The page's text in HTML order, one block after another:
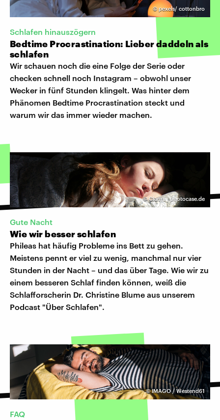
© pexels/ cottonbro
Schlafen hinauszögern
Bedtime Procrastination: Lieber daddeln als
schlafen
Wir schauen noch die eine Folge der Serie oder
checken schnell noch Instagram – obwohl unser
Wecker in fünf Stunden klingelt. Was hinter dem
Phänomen Bedtime Procrastination steckt und
warum wir das immer wieder machen.
©Clarini | photocase.de
Gute Nacht
Wie wir besser schlafen
Phileas hat häufig Probleme ins Bett zu gehen.
Meistens pennt er viel zu wenig, manchmal nur vier
Stunden in der Nacht – und das über Tage. Wie wir zu
einem besseren Schlaf finden können, weiß die
Schlafforscherin Dr. Christine Blume aus unserem
Podcast "Über Schlafen".
©IMAGO / Westend61
FAQ